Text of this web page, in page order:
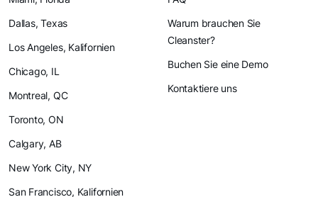
Dallas, Texas
Los Angeles, Kalifornien
Chicago, IL
Montreal, QC
Toronto, ON
Calgary, AB
New York City, NY
San Francisco, Kalifornien
Warum brauchen Sie
Cleanster?
Buchen Sie eine Demo
Kontaktiere uns